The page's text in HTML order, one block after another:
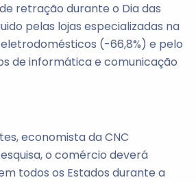
retração durante o Dia das
pelas lojas especializadas na
(-66,8%) e pelo
de informática e comunicação
economista da CNC
o comércio deverá
todos os Estados durante a